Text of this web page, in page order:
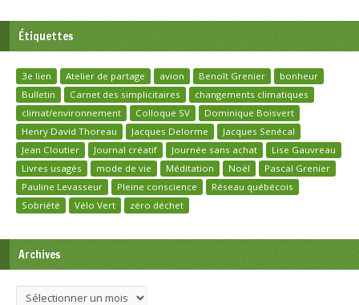
Étiquettes
3e lien Atelier de partage avion Benoît Grenier
bonheur
Bulletin
Carnet des simplicitaires
changements climatiques
climat/environnement
Colloque SV
Dominique Boisvert
Henry David Thoreau
Jacques Delorme
Jacques Senécal
Jean Cloutier
Journal créatif Journée sans achat
Lise Gauvreau
Livres usagés
mode de vie Méditation Noël
Pascal Grenier
Pauline Levasseur
Pleine conscience
Réseau québécois
Sobriété
Vélo Vert zéro déchet
Archives
Archives